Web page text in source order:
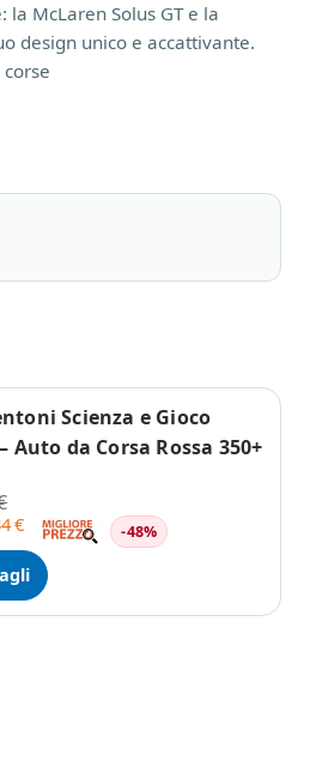
McLaren Solus GT e la
design unico e accattivante.
Scienza e Gioco
Auto da Corsa Rossa 350+
€ -48%